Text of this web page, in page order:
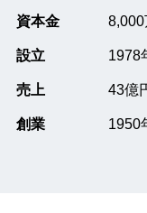
資本金 8,000
設立 1978
売上 43億
創業 1950